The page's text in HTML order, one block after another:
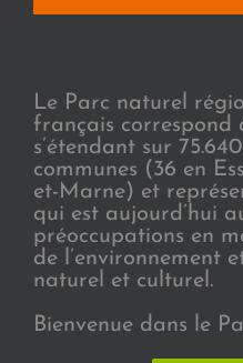
Le Parc naturel
français correspond
s’étendant sur
communes (36 en
et-Marne) et
qui est aujourd’hui
préoccupations en
de l’environnement
naturel et culturel.
Bienvenue dans le